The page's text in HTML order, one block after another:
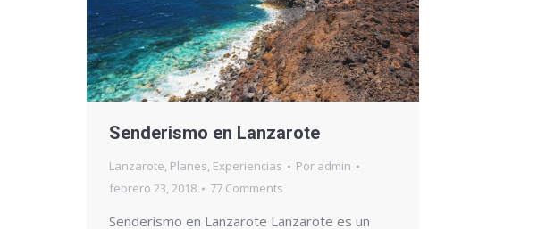
Senderismo en Lanzarote
Lanzarote, Planes, Experiencias Por admin
febrero 23, 2018
77 Comments
Senderismo en Lanzarote Lanzarote es un